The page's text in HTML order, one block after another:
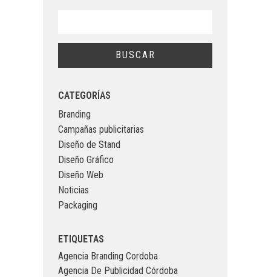
CATEGORÍAS
Branding
Campañas publicitarias
Diseño de Stand
Diseño Gráfico
Diseño Web
Noticias
Packaging
ETIQUETAS
Agencia Branding Cordoba
Agencia De Publicidad Córdoba